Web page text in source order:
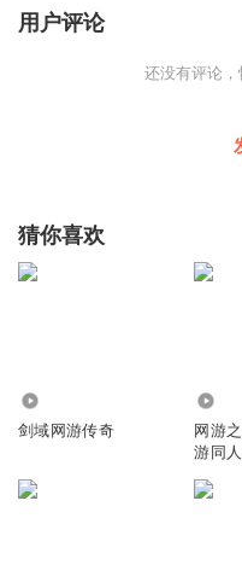
用户评论
还没有评论，
猜你喜欢
剑域网游传奇
网游
游同